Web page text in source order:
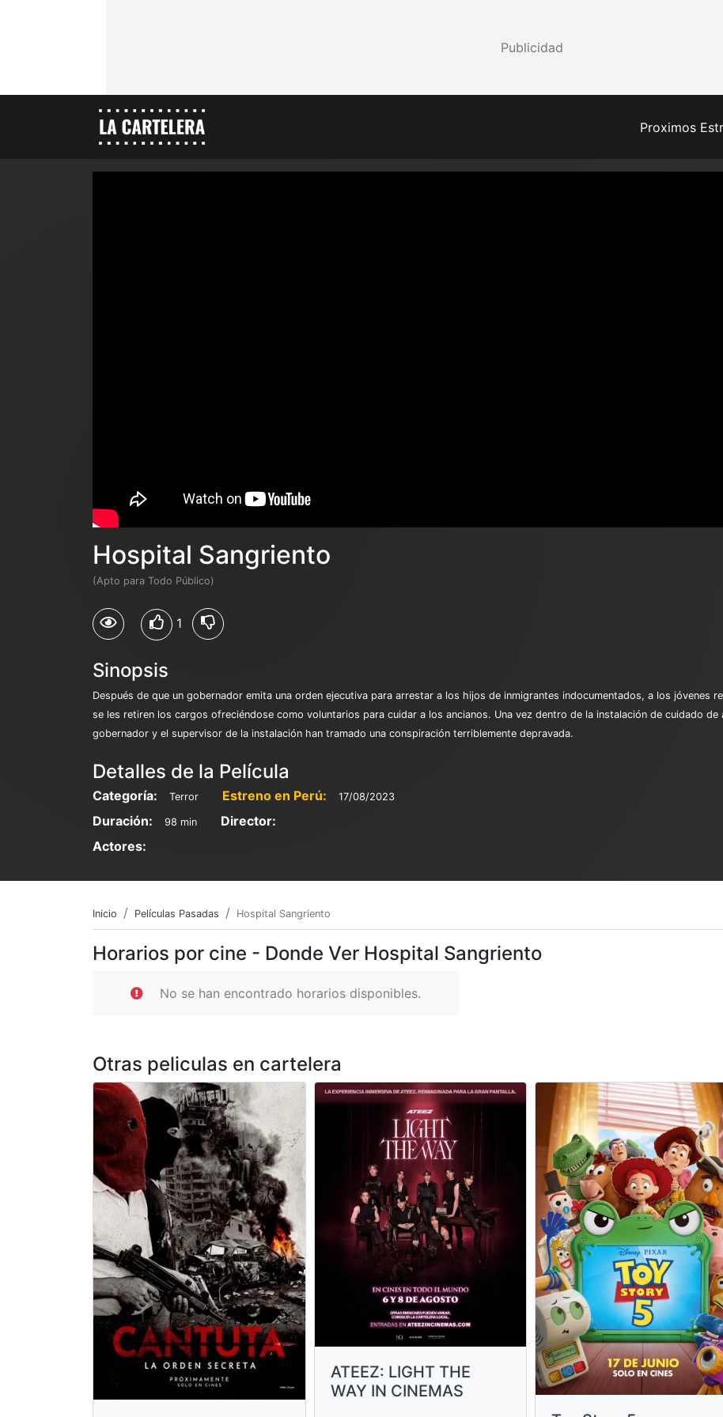
Publicidad
Proximos
Hospital Sangriento
(Apto para Todo Público)
1
Sinopsis
Después de que un gobernador emita una orden ejecutiva para arrestar a los hijos de inmigrantes indocumentados, a los jóvenes
se les retiren los cargos ofreciéndose como voluntarios para cuidar a los ancianos. Una vez dentro de la instalación de cuidado
gobernador y el supervisor de la instalación han tramado una conspiración terriblemente depravada.
Detalles de la Película
Categoría: Terror Estreno en Perú: 17/08/2023
Duración: 98 min
Director:
Actores:
Inicio Películas Pasadas Hospital Sangriento
Horarios por cine - Donde Ver Hospital Sangriento
No se han encontrado horarios disponibles.
Otras peliculas en cartelera
ATEEZ: LIGHT THE
WAY IN CINEMAS